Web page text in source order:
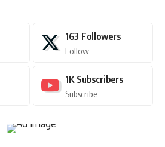
163 Followers
Follow
1K Subscribers
Subscribe